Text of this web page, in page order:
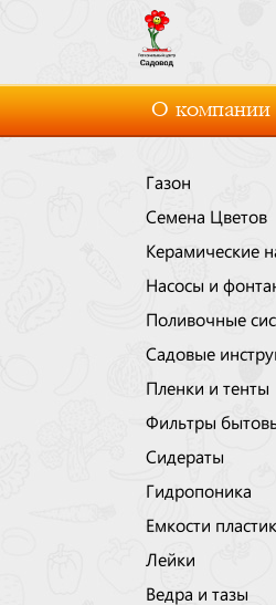
О компании
Газон
Семена Цветов
Керамические
Насосы и
Поливочные
Садовые
Пленки и тенты
Фильтры
Сидераты
Гидропоника
Емкости
Лейки
Ведра и тазы